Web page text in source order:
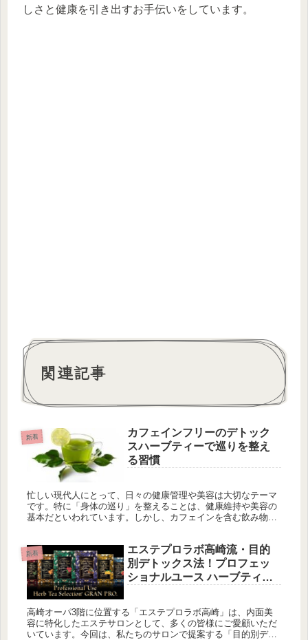
しさと健康を引き出すお手伝いをしています。
関連記事
新着
カフェインフリーのデトック
スハーブティーで巡りを整え
る習慣
忙しい現代人にとって、日々の健康管理や美容は大切なテーマ
です。特に「身体の巡り」を整えることは、健康維持や美容の
基本だといわれています。しかし、カフェインを含む飲み物を
新着
エステプロラボ高崎流・目的
別デトックス法！プロフェッ
ショナルユース ハーブティー
高崎オーパ3階に位置する「エステプロラボ高崎」は、内面美
容に特化したエステサロンとして、多くの皆様にご愛顧いただ
いています。今回は、私たちのサロンで提案する「目的別デト